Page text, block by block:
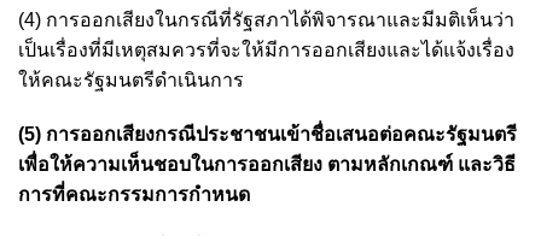
(4) การออกเสียงในกรณีที่รัฐสภาได้พิจารณาและมีมติเห็นว่า
เป็นเรื่องที่มีเหตุสมควรที่จะให้มีการออกเสียงและได้แจ้งเรื่อง
ให้คณะรัฐมนตรีดำเนินการ
(5) การออกเสียงกรณีประชาชนเข้าชื่อเสนอต่อคณะรัฐมนตรี
เพื่อให้ความเห็นชอบในการออกเสียง ตามหลักเกณฑ์ และวิธี
การที่คณะกรรมการกำหนด